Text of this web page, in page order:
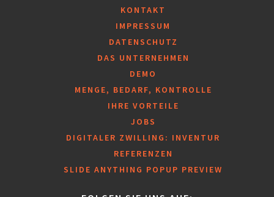
KONTAKT
IMPRESSUM
DATENSCHUTZ
DAS UNTERNEHMEN
DEMO
MENGE, BEDARF, KONTROLLE
IHRE VORTEILE
JOBS
DIGITALER ZWILLING: INVENTUR
REFERENZEN
SLIDE ANYTHING POPUP PREVIEW